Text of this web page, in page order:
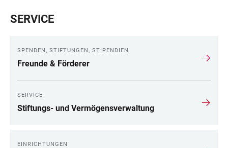
SERVICE
SPENDEN, STIFTUNGEN, STIPENDIEN
Freunde & Förderer
SERVICE
Stiftungs- und Vermögensverwaltung
EINRICHTUNGEN